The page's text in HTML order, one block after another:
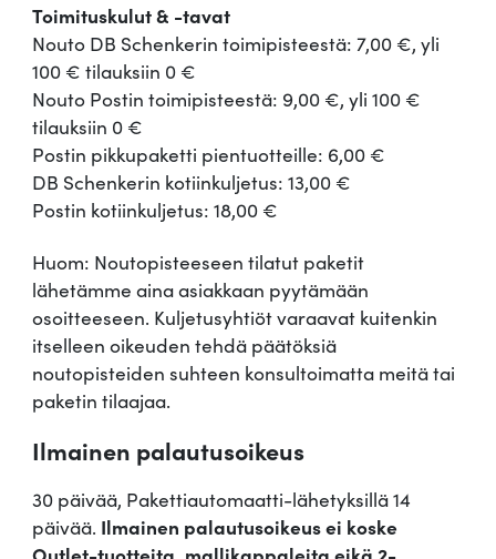
Toimituskulut & -tavat
Nouto DB Schenkerin toimipisteestä: 7,00 €, yli
100 € tilauksiin 0 €
Nouto Postin toimipisteestä: 9,00 €, yli 100 €
tilauksiin 0 €
Postin pikkupaketti pientuotteille: 6,00 €
DB Schenkerin kotiinkuljetus: 13,00 €
Postin kotiinkuljetus: 18,00 €
Huom: Noutopisteeseen tilatut paketit
lähetämme aina asiakkaan pyytämään
osoitteeseen. Kuljetusyhtiöt varaavat kuitenkin
itselleen oikeuden tehdä päätöksiä
noutopisteiden suhteen konsultoimatta meitä tai
paketin tilaajaa.
Ilmainen palautusoikeus
30 päivää, Pakettiautomaatti-lähetyksillä 14
päivää. Ilmainen palautusoikeus ei koske